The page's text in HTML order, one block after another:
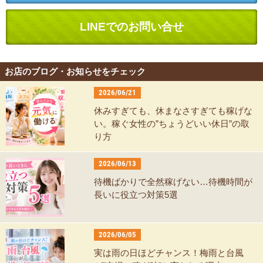
LINEでのお問い合せ
お店のブログ・お知らせをチェック
2026/06/21
休みすぎても、休まなさすぎても稼げな
い。稼ぐ女性の”ちょうどいい休日”の取
り方
2026/06/13
待機ばかりで全然稼げない…待機時間が
長いに役立つ対策5選
2026/06/05
実は雨の日ほどチャンス！梅雨と台風